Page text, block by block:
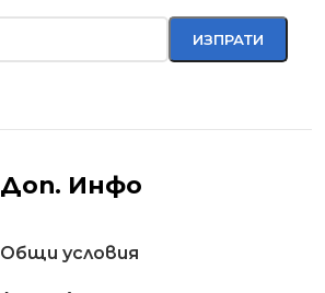
Доп. Инфо
Общи условия